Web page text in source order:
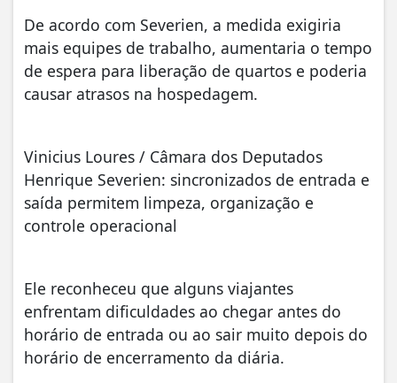
De acordo com Severien, a medida exigiria
mais equipes de trabalho, aumentaria o tempo
de espera para liberação de quartos e poderia
causar atrasos na hospedagem.
Vinicius Loures / Câmara dos Deputados
Henrique Severien: sincronizados de entrada e
saída permitem limpeza, organização e
controle operacional
Ele reconheceu que alguns viajantes
enfrentam dificuldades ao chegar antes do
horário de entrada ou ao sair muito depois do
horário de encerramento da diária.